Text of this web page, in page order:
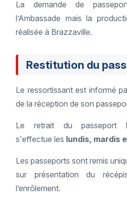
La demande de
l’Ambassade mais la
réalisée à Brazzaville.
Restitution du
Le ressortissant est informé
de la réception de son
Le retrait du passeport
s'effectue les lundis, mardis
Les passeports sont remis
sur présentation du
l’enrôlement.